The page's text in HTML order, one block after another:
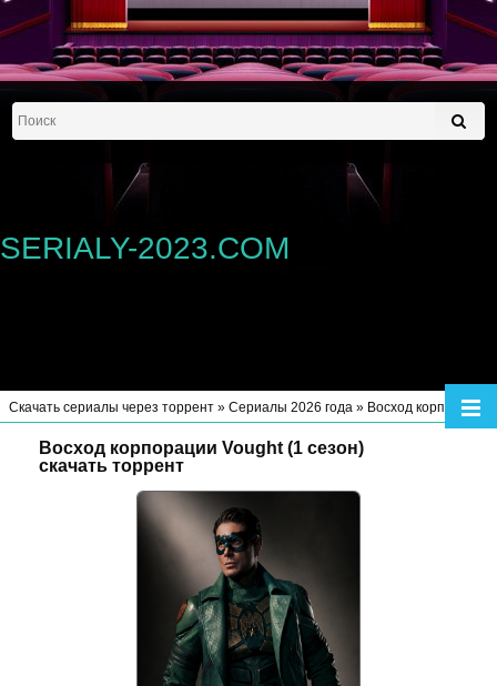
SERIALY-2023.COM
Скачать сериалы через торрент » Сериалы 2026 года » Восход корпорации Vought (1 сезон)
Восход корпорации Vought (1 сезон)
скачать торрент